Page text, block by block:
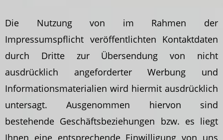
Die Nutzung von im Rahmen der
Impressumspflicht veröffentlichten Kontaktdaten
durch Dritte zur Übersendung von nicht
ausdrücklich angeforderter Werbung und
Informationsmaterialien wird hiermit ausdrücklich
untersagt. Ausgenommen hiervon sind
bestehende Geschäftsbeziehungen bzw. es liegt
Ihnen eine entsprechende Einwilligung von uns